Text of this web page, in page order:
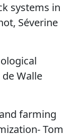
systems in
Séverine
de Walle
farming
Tom